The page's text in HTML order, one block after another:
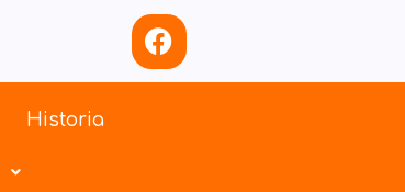
Historia